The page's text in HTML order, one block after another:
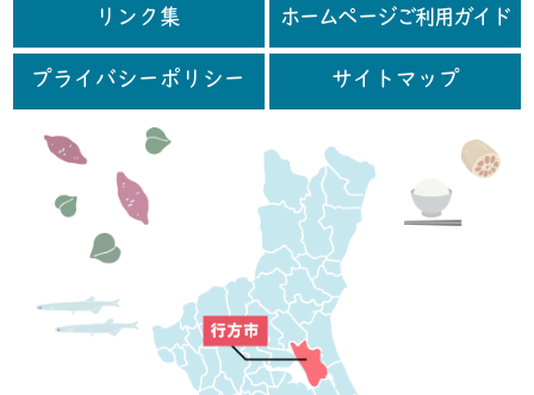
リンク集 ホームページご利用ガイド
プライバシーポリシー サイトマップ